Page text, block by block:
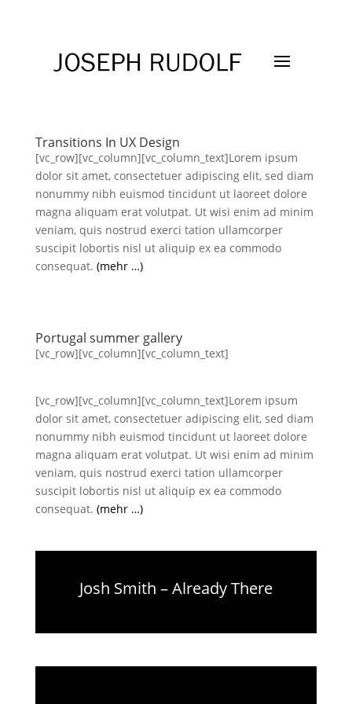
Transitions In UX Design
[vc_row][vc_column][vc_column_text]Lorem ipsum
dolor sit amet, consectetuer adipiscing elit, sed diam
nonummy nibh euismod tincidunt ut laoreet dolore
magna aliquam erat volutpat. Ut wisi enim ad minim
veniam, quis nostrud exerci tation ullamcorper
suscipit lobortis nisl ut aliquip ex ea commodo
consequat. (mehr …)
Portugal summer gallery
[vc_row][vc_column][vc_column_text]
[vc_row][vc_column][vc_column_text]Lorem ipsum
dolor sit amet, consectetuer adipiscing elit, sed diam
nonummy nibh euismod tincidunt ut laoreet dolore
magna aliquam erat volutpat. Ut wisi enim ad minim
veniam, quis nostrud exerci tation ullamcorper
suscipit lobortis nisl ut aliquip ex ea commodo
consequat. (mehr …)
Josh Smith – Already There